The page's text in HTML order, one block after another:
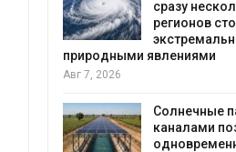
сразу
регионов
природными явлениями
Авг 7, 2026
Солнечные
каналами